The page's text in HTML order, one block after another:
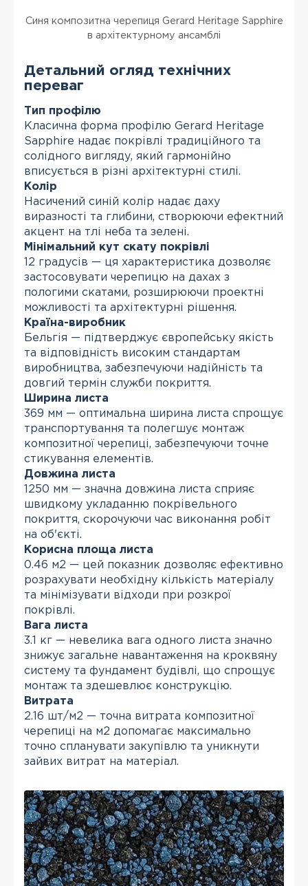
Синя композитна черепиця Gerard Heritage Sapphire
в архітектурному ансамблі
Детальний огляд технічних
переваг
Тип профілю
Класична форма профілю Gerard Heritage
Sapphire надає покрівлі традиційного та
солідного вигляду, який гармонійно
вписується в різні архітектурні стилі.
Колір
Насичений синій колір надає даху
виразності та глибини, створюючи ефектний
акцент на тлі неба та зелені.
Мінімальний кут скату покрівлі
12 градусів — ця характеристика дозволяє
застосовувати черепицю на дахах з
пологими скатами, розширюючи проектні
можливості та архітектурні рішення.
Країна-виробник
Бельгія — підтверджує європейську якість
та відповідність високим стандартам
виробництва, забезпечуючи надійність та
довгий термін служби покриття.
Ширина листа
369 мм — оптимальна ширина листа спрощує
транспортування та полегшує монтаж
композитної черепиці, забезпечуючи точне
стикування елементів.
Довжина листа
1250 мм — значна довжина листа сприяє
швидкому укладанню покрівельного
покриття, скорочуючи час виконання робіт
на об'єкті.
Корисна площа листа
0.46 м2 — цей показник дозволяє ефективно
розрахувати необхідну кількість матеріалу
та мінімізувати відходи при розкрої
покрівлі.
Вага листа
3.1 кг — невелика вага одного листа значно
знижує загальне навантаження на кроквяну
систему та фундамент будівлі, що спрощує
монтаж та здешевлює конструкцію.
Витрата
2.16 шт/м2 — точна витрата композитної
черепиці на м2 допомагає максимально
точно спланувати закупівлю та уникнути
зайвих витрат на матеріал.